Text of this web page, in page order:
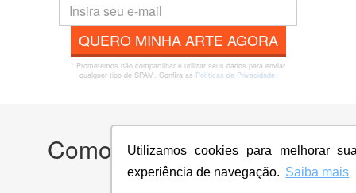
Utilizamos cookies para melhorar
experiência de navegação. Saiba mais
QUERO MINHA ARTE AGORA
* Prometemos não compartilhar e utilizar seus dados para enviar
qualquer tipo de SPAM. Confira as Políticas de Privacidade.
Como funciona a We Do
Logos?